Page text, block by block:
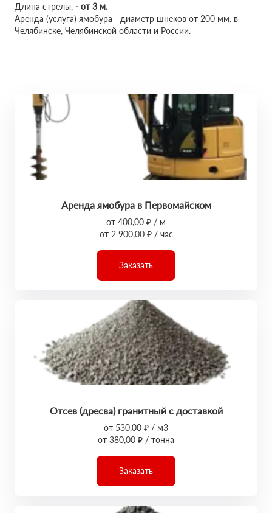
Длина стрелы, - от 3 м.
Аренда (услуга) ямобура - диаметр шнеков от 200 мм. в
Челябинске, Челябинской области и России.
Аренда ямобура в Первомайском
от 400,00 ₽ / м
от 2 900,00 ₽ / час
Заказать
Отсев (дресва) гранитный с доставкой
от 530,00 ₽ / м3
от 380,00 ₽ / тонна
Заказать